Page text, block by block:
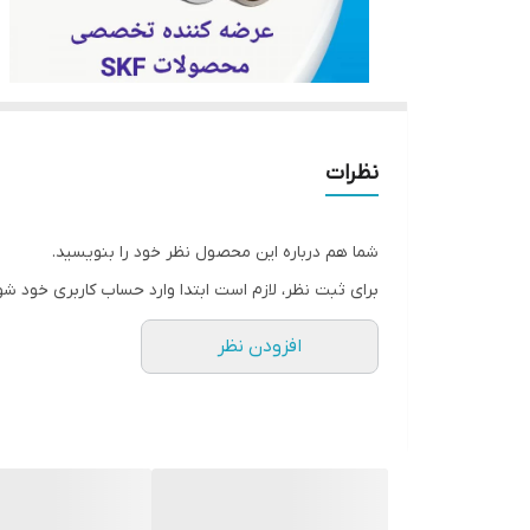
نظرات
شما هم درباره این محصول نظر خود را بنویسید.
برای ثبت نظر، لازم است ابتدا وارد حساب کاربری خود
افزودن نظر